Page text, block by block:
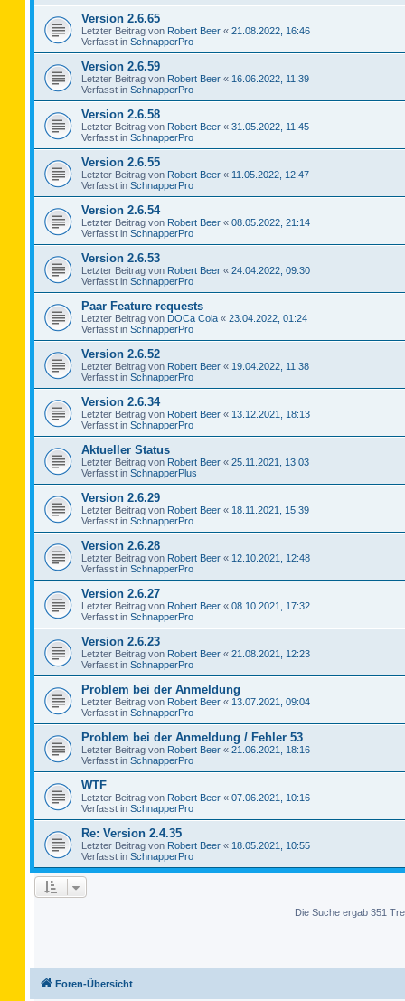
Version 2.6.65
Letzter Beitrag von Robert Beer « 21.08.2022, 16:46
Verfasst in SchnapperPro
Version 2.6.59
Letzter Beitrag von Robert Beer « 16.06.2022, 11:39
Verfasst in SchnapperPro
Version 2.6.58
Letzter Beitrag von Robert Beer « 31.05.2022, 11:45
Verfasst in SchnapperPro
Version 2.6.55
Letzter Beitrag von Robert Beer « 11.05.2022, 12:47
Verfasst in SchnapperPro
Version 2.6.54
Letzter Beitrag von Robert Beer « 08.05.2022, 21:14
Verfasst in SchnapperPro
Version 2.6.53
Letzter Beitrag von Robert Beer « 24.04.2022, 09:30
Verfasst in SchnapperPro
Paar Feature requests
Letzter Beitrag von DOCa Cola « 23.04.2022, 01:24
Verfasst in SchnapperPro
Version 2.6.52
Letzter Beitrag von Robert Beer « 19.04.2022, 11:38
Verfasst in SchnapperPro
Version 2.6.34
Letzter Beitrag von Robert Beer « 13.12.2021, 18:13
Verfasst in SchnapperPro
Aktueller Status
Letzter Beitrag von Robert Beer « 25.11.2021, 13:03
Verfasst in SchnapperPlus
Version 2.6.29
Letzter Beitrag von Robert Beer « 18.11.2021, 15:39
Verfasst in SchnapperPro
Version 2.6.28
Letzter Beitrag von Robert Beer « 12.10.2021, 12:48
Verfasst in SchnapperPro
Version 2.6.27
Letzter Beitrag von Robert Beer « 08.10.2021, 17:32
Verfasst in SchnapperPro
Version 2.6.23
Letzter Beitrag von Robert Beer « 21.08.2021, 12:23
Verfasst in SchnapperPro
Problem bei der Anmeldung
Letzter Beitrag von Robert Beer « 13.07.2021, 09:04
Verfasst in SchnapperPro
Problem bei der Anmeldung / Fehler 53
Letzter Beitrag von Robert Beer « 21.06.2021, 18:16
Verfasst in SchnapperPro
WTF
Letzter Beitrag von Robert Beer « 07.06.2021, 10:16
Verfasst in SchnapperPro
Re: Version 2.4.35
Letzter Beitrag von Robert Beer « 18.05.2021, 10:55
Verfasst in SchnapperPro
Die Suche ergab 351
Foren-Übersicht